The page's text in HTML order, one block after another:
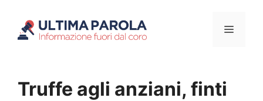
Menu
Truffe agli anziani, finti